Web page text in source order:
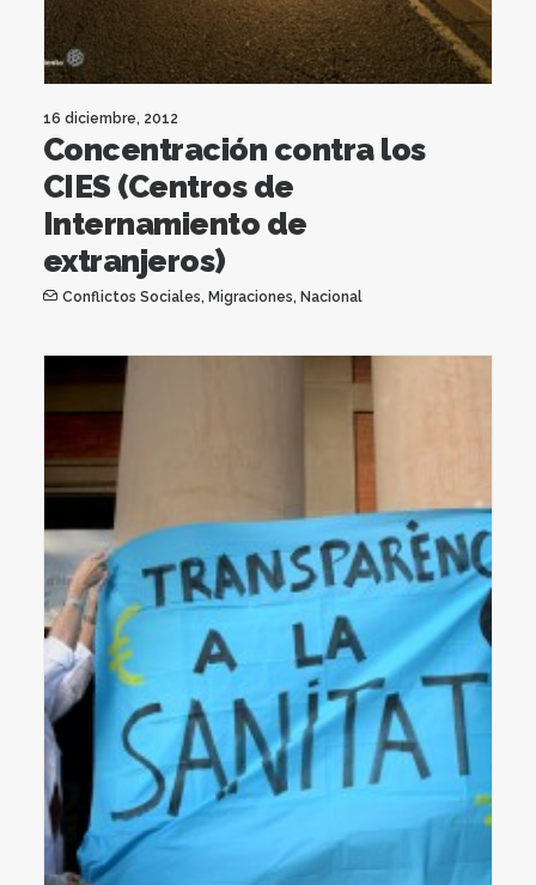
16 diciembre, 2012
Concentración contra los
CIES (Centros de
Internamiento de
extranjeros)
Conflictos Sociales, Migraciones, Nacional